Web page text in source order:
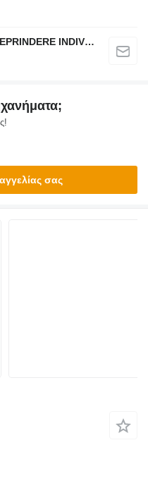
SZENTMIKLOSI ADALBERT ÎNTREPRINDERE INDIVIDUALĂ
σας